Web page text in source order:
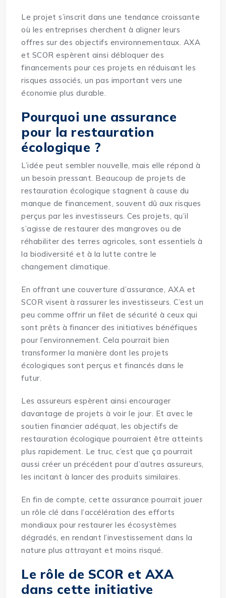
Le projet s’inscrit dans une tendance croissante
où les entreprises cherchent à aligner leurs
offres sur des objectifs environnementaux. AXA
et SCOR espèrent ainsi débloquer des
financements pour ces projets en réduisant les
risques associés, un pas important vers une
économie plus durable.
Pourquoi une assurance
pour la restauration
écologique ?
L’idée peut sembler nouvelle, mais elle répond à
un besoin pressant. Beaucoup de projets de
restauration écologique stagnent à cause du
manque de financement, souvent dû aux risques
perçus par les investisseurs. Ces projets, qu’il
s’agisse de restaurer des mangroves ou de
réhabiliter des terres agricoles, sont essentiels à
la biodiversité et à la lutte contre le
changement climatique.
En offrant une couverture d’assurance, AXA et
SCOR visent à rassurer les investisseurs. C’est un
peu comme offrir un filet de sécurité à ceux qui
sont prêts à financer des initiatives bénéfiques
pour l’environnement. Cela pourrait bien
transformer la manière dont les projets
écologiques sont perçus et financés dans le
futur.
Les assureurs espèrent ainsi encourager
davantage de projets à voir le jour. Et avec le
soutien financier adéquat, les objectifs de
restauration écologique pourraient être atteints
plus rapidement. Le truc, c’est que ça pourrait
aussi créer un précédent pour d’autres assureurs,
les incitant à lancer des produits similaires.
En fin de compte, cette assurance pourrait jouer
un rôle clé dans l’accélération des efforts
mondiaux pour restaurer les écosystèmes
dégradés, en rendant l’investissement dans la
nature plus attrayant et moins risqué.
Le rôle de SCOR et AXA
dans cette initiative